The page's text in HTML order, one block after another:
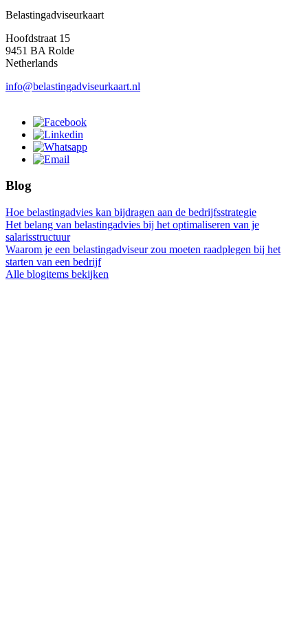
Belastingadviseurkaart
Hoofdstraat 15
9451 BA Rolde
Netherlands
info@belastingadviseurkaart.nl
Blog
Hoe belastingadvies kan bijdragen aan de bedrijfsstrategie
Het belang van belastingadvies bij het optimaliseren van je
salarisstructuur
Waarom je een belastingadviseur zou moeten raadplegen bij het
starten van een bedrijf
Alle blogitems bekijken